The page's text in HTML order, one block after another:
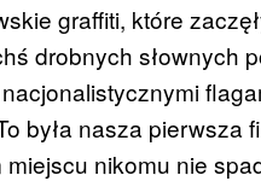
graffiti, które
drobnych słownych
była nasza pierwsza
nikomu nie